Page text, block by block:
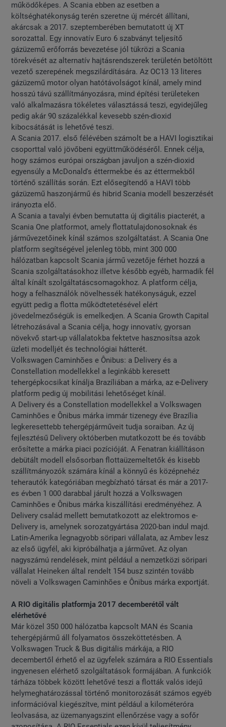
működőképes. A Scania ebben az esetben a
költséghatékonyság terén szeretne új mércét állítani,
akárcsak a 2017. szeptemberében bemutatott új XT
sorozattal. Egy innovatív Euro 6 szabványt teljesítő
gázüzemű erőforrás bevezetése jól tükrözi a Scania
törekvését az alternatív hajtásrendszerek területén betöltött
vezető szerepének megszilárdítására. Az OC13 13 literes
gázüzemű motor olyan hatótávolságot kínál, amely mind
hosszú távú szállítmányozásra, mind építési területeken
való alkalmazásra tökéletes választássá teszi, egyidejűleg
pedig akár 90 százalékkal kevesebb szén-dioxid
kibocsátását is lehetővé teszi.
A Scania 2017. első félévében számolt be a HAVI logisztikai
csoporttal való jövőbeni együttműködéséről. Ennek célja,
hogy számos európai országban javuljon a szén-dioxid
egyensúly a McDonald's éttermekbe és az éttermekből
történő szállítás során. Ezt elősegítendő a HAVI több
gázüzemű haszonjármű és hibrid Scania modell beszerzését
irányozta elő.
A Scania a tavalyi évben bemutatta új digitális piacterét, a
Scania One platformot, amely flottatulajdonosoknak és
járművezetőinek kínál számos szolgáltatást. A Scania One
platform segítségével jelenleg több, mint 300 000
hálózatban kapcsolt Scania jármű vezetője férhet hozzá a
Scania szolgáltatásokhoz illetve később egyéb, harmadik fél
által kínált szolgáltatáscsomagokhoz. A platform célja,
hogy a felhasználók növelhessék hatékonyságuk, ezzel
együtt pedig a flotta működtetetésével elért
jövedelmezőségük is emelkedjen. A Scania Growth Capital
létrehozásával a Scania célja, hogy innovatív, gyorsan
növekvő start-up vállalatokba fektetve hasznosítsa azok
üzleti modelljét és technológiai hátterét.
Volkswagen Caminhões e Ônibus: a Delivery és a
Constellation modellekkel a leginkább keresett
tehergépkocsikat kínálja Brazíliában a márka, az e-Delivery
platform pedig új mobilitási lehetőséget kínál.
A Delivery és a Constellation modellekkel a Volkswagen
Caminhões e Ônibus márka immár tizenegy éve Brazília
legkeresettebb tehergépjárműveit tudja soraiban. Az új
fejlesztésű Delivery októberben mutatkozott be és tovább
erősítette a márka piaci pozícióját. A Fenatran kiállításon
debütált modell elsősorban flottaüzemeltetők és kisebb
szállítmányozók számára kínál a könnyű és középnehéz
teherautók kategóriában megbízható társat és már a 2017-
es évben 1 000 darabbal járult hozzá a Volkswagen
Caminhões e Ônibus márka kiszállítási eredményéhez. A
Delivery család mellett bemutatkozott az elektromos e-
Delivery is, amelynek sorozatgyártása 2020-ban indul majd.
Latin-Amerika legnagyobb söripari vállalata, az Ambev lesz
az első ügyfél, aki kipróbálhatja a járművet. Az olyan
nagyszámú rendelések, mint például a nemzetközi söripari
vállalat Heineken által rendelt 154 busz szintén tovább
növeli a Volkswagen Caminhões e Ônibus márka exportját.
A RIO digitális platformja 2017 decemberétől vált
elérhetővé
Már közel 350 000 hálózatba kapcsolt MAN és Scania
tehergépjármű áll folyamatos összeköttetésben. A
Volkswagen Truck & Bus digitális márkája, a RIO
decembertől érhető el az ügyfelek számára a RIO Essentials
ingyenesen elérhető szolgáltatások formájában. A funkciók
tárháza többek között lehetővé teszi a flották valós idejű
helymeghatározással történő monitorozását számos egyéb
információval kiegészítve, mint például a kilométeróra
leolvasása, az üzemanyagszint ellenőrzése vagy a sofőr